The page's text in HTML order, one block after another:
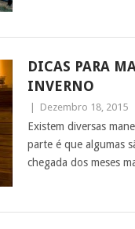
DICAS PARA
INVERNO
Dezembro 18, 2015
Existem diversas
parte é que algumas
chegada dos meses